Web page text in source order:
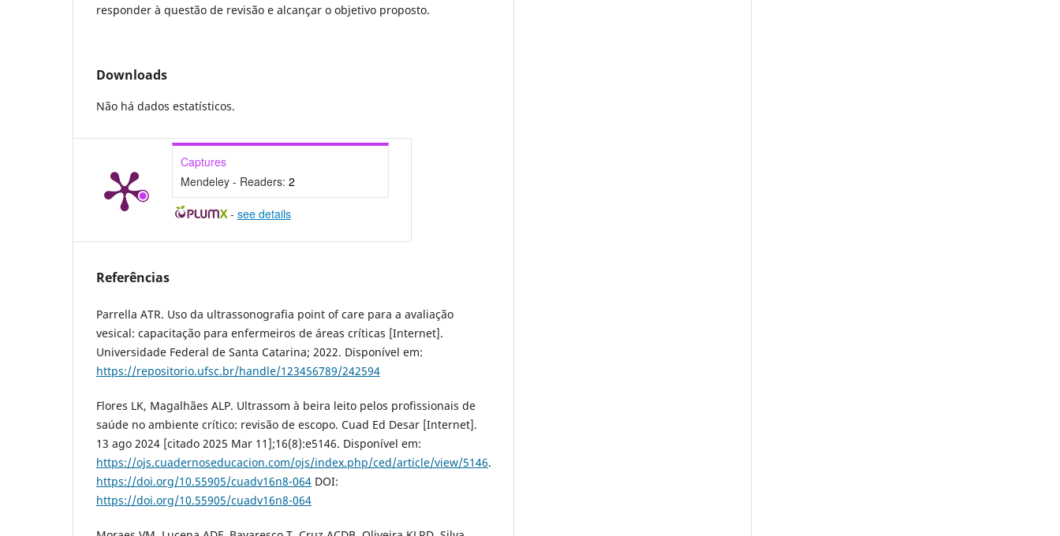
responder à questão de revisão e alcançar o objetivo proposto.
Downloads
Não há dados estatísticos.
Captures
Mendeley - Readers: 2
- see details
Referências
Parrella ATR. Uso da ultrassonografia point of care para a avaliação
vesical: capacitação para enfermeiros de áreas críticas [Internet].
Universidade Federal de Santa Catarina; 2022. Disponível em:
https://repositorio.ufsc.br/handle/123456789/242594
Flores LK, Magalhães ALP. Ultrassom à beira leito pelos profissionais de
saúde no ambiente crítico: revisão de escopo. Cuad Ed Desar [Internet].
13 ago 2024 [citado 2025 Mar 11];16(8):e5146. Disponível em:
https://ojs.cuadernoseducacion.com/ojs/index.php/ced/article/view/5146.
https://doi.org/10.55905/cuadv16n8-064 DOI:
https://doi.org/10.55905/cuadv16n8-064